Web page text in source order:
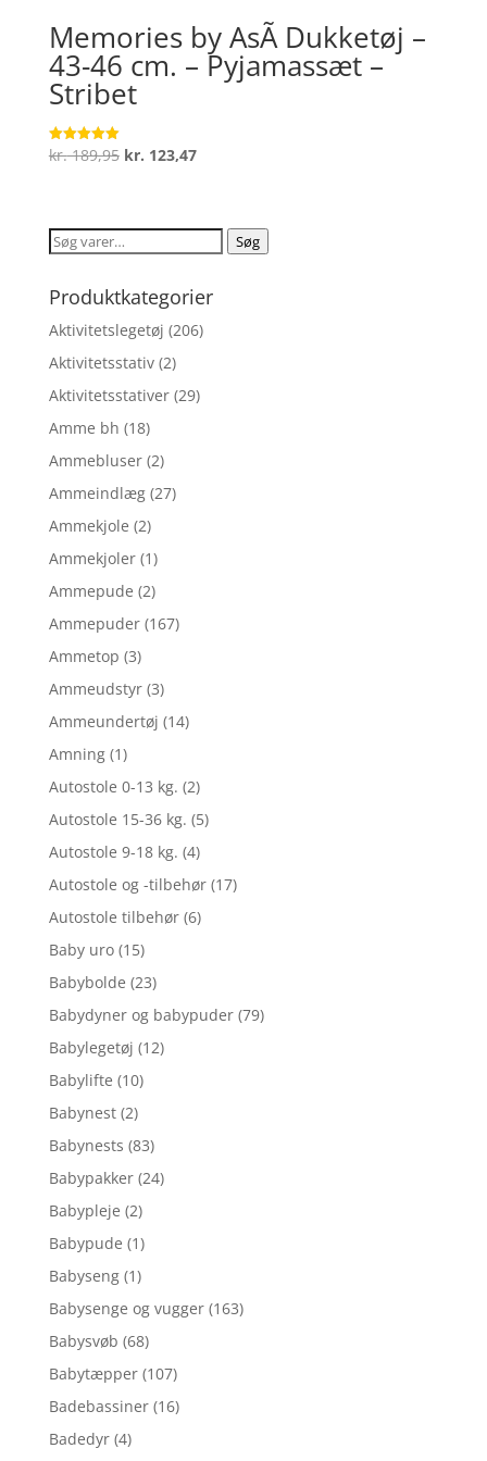
Memories by AsÃ­ Dukketøj –
43-46 cm. – Pyjamassæt –
Stribet
Vurderet
5
kr.189,95 Den
var:
kr. 189,95.
kr. 123,47Den
er:
kr. 123,47.
Søg
Søg
Produktkategorier
Aktivitetslegetøj (206)
Aktivitetsstativ (2)
Aktivitetsstativer (29)
Amme bh (18)
Ammebluser (2)
Ammeindlæg (27)
Ammekjole (2)
Ammekjoler (1)
Ammepude (2)
Ammepuder (167)
Ammetop (3)
Ammeudstyr (3)
Ammeundertøj (14)
Amning (1)
Autostole 0-13 kg. (2)
Autostole 15-36 kg. (5)
Autostole 9-18 kg. (4)
Autostole og -tilbehør (17)
Autostole tilbehør (6)
Baby uro (15)
Babybolde (23)
Babydyner og babypuder (79)
Babylegetøj (12)
Babylifte (10)
Babynest (2)
Babynests (83)
Babypakker (24)
Babypleje (2)
Babypude (1)
Babyseng (1)
Babysenge og vugger (163)
Babysvøb (68)
Babytæpper (107)
Badebassiner (16)
Badedyr (4)